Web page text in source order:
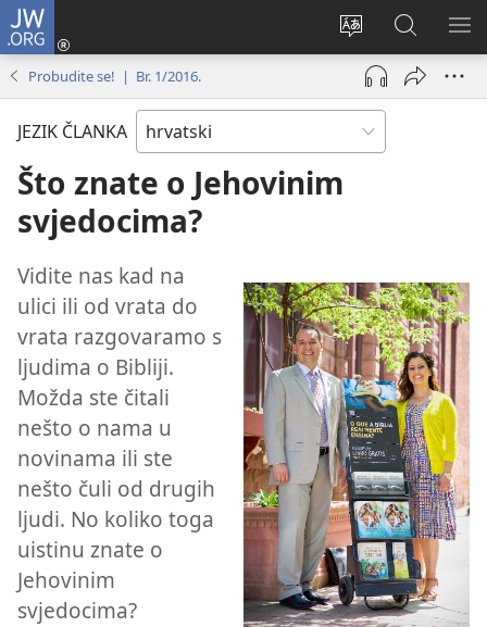
JW.ORG
Promijeni
jezik
Prijava
(otvara
prozor)
JW.ORG
|
Pretraga
Probudite se! | Br. 1/2016.
JEZIK ČLANKA
Što znate o Jehovinim
svjedocima?
Vidite nas kad na
ulici ili od vrata do
vrata razgovaramo s
ljudima o Bibliji.
Možda ste čitali
nešto o nama u
novinama ili ste
nešto čuli od drugih
ljudi. No koliko toga
uistinu znate o
Jehovinim
svjedocima?